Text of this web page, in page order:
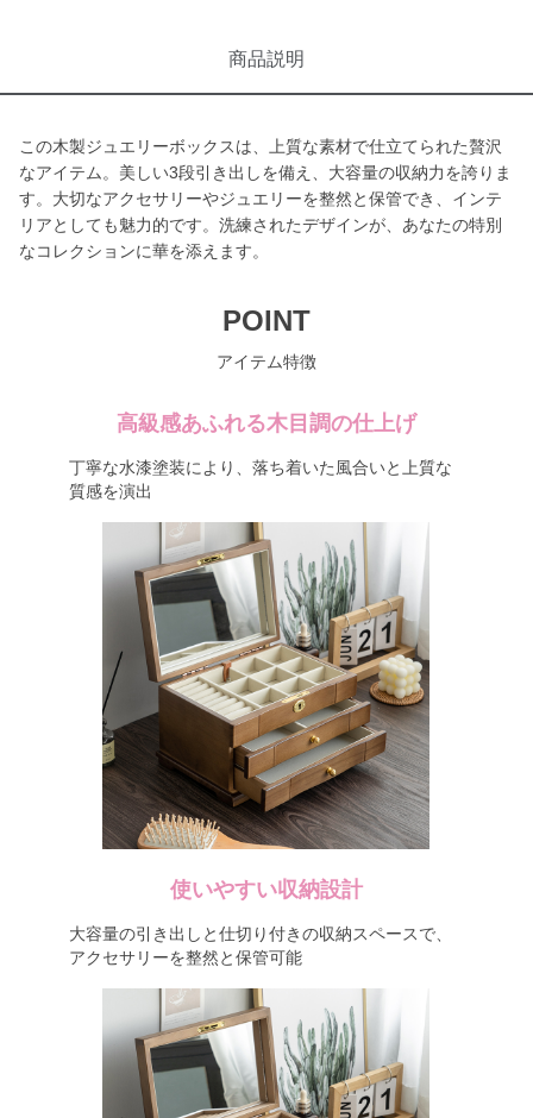
商品説明
この木製ジュエリーボックスは、上質な素材で仕立てられた贅沢
なアイテム。美しい3段引き出しを備え、大容量の収納力を誇りま
す。大切なアクセサリーやジュエリーを整然と保管でき、インテ
リアとしても魅力的です。洗練されたデザインが、あなたの特別
なコレクションに華を添えます。
POINT
アイテム特徴
高級感あふれる木目調の仕上げ
丁寧な水漆塗装により、落ち着いた風合いと上質な
質感を演出
使いやすい収納設計
大容量の引き出しと仕切り付きの収納スペースで、
アクセサリーを整然と保管可能